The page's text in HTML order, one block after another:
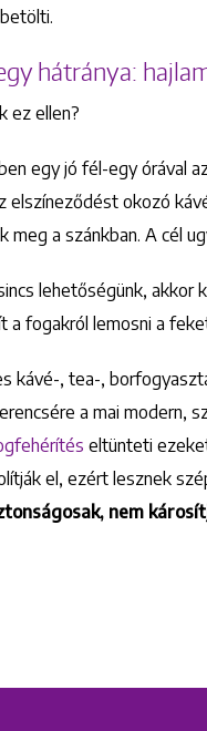
hátránya:
ez ellen?
egy jó fél-egy órával
elszíneződést okozó
meg a szánkban. A cél
lehetőségünk, akkor
a fogakról lemosni a
kávé-, tea-,
a mai modern,
eltünteti
el, ezért lesznek
nem